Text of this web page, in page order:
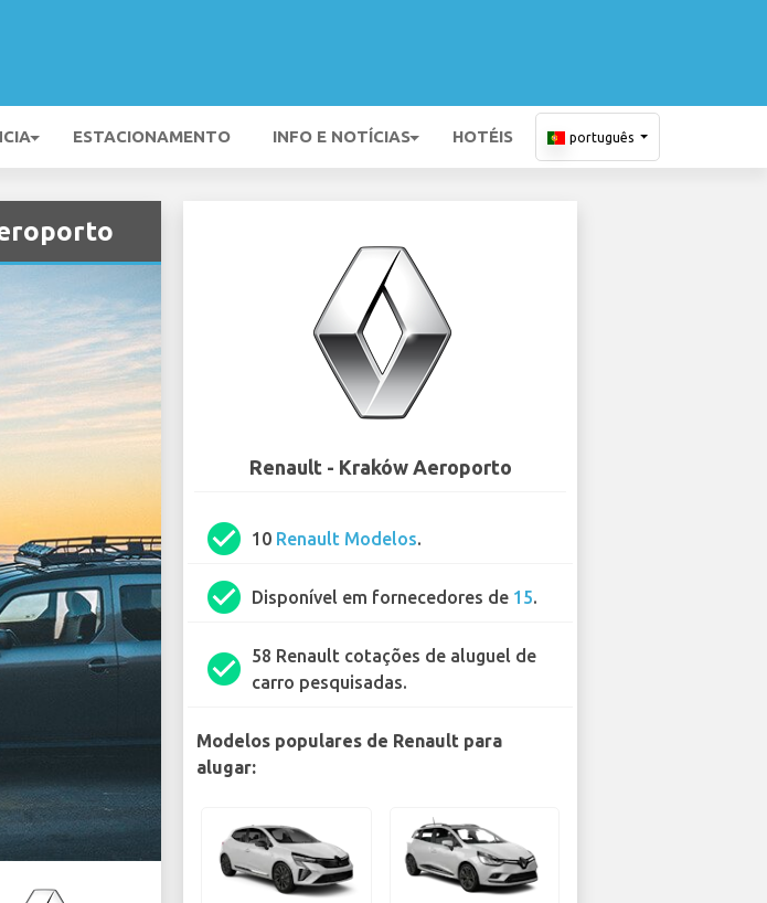
ESTACIONAMENTO INFO E NOTÍCIAS HOTÉIS português
Renault - Kraków Aeroporto
check_circle 10 Renault Modelos.
check_circle Disponível em fornecedores de 15.
check_circle
58 Renault cotações de aluguel de
carro pesquisadas.
Modelos populares de Renault para
alugar: